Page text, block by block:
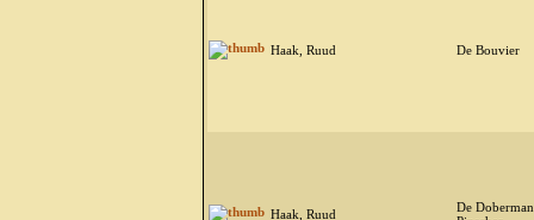
Haak, Ruud De Bouvier
Haak, Ruud
De